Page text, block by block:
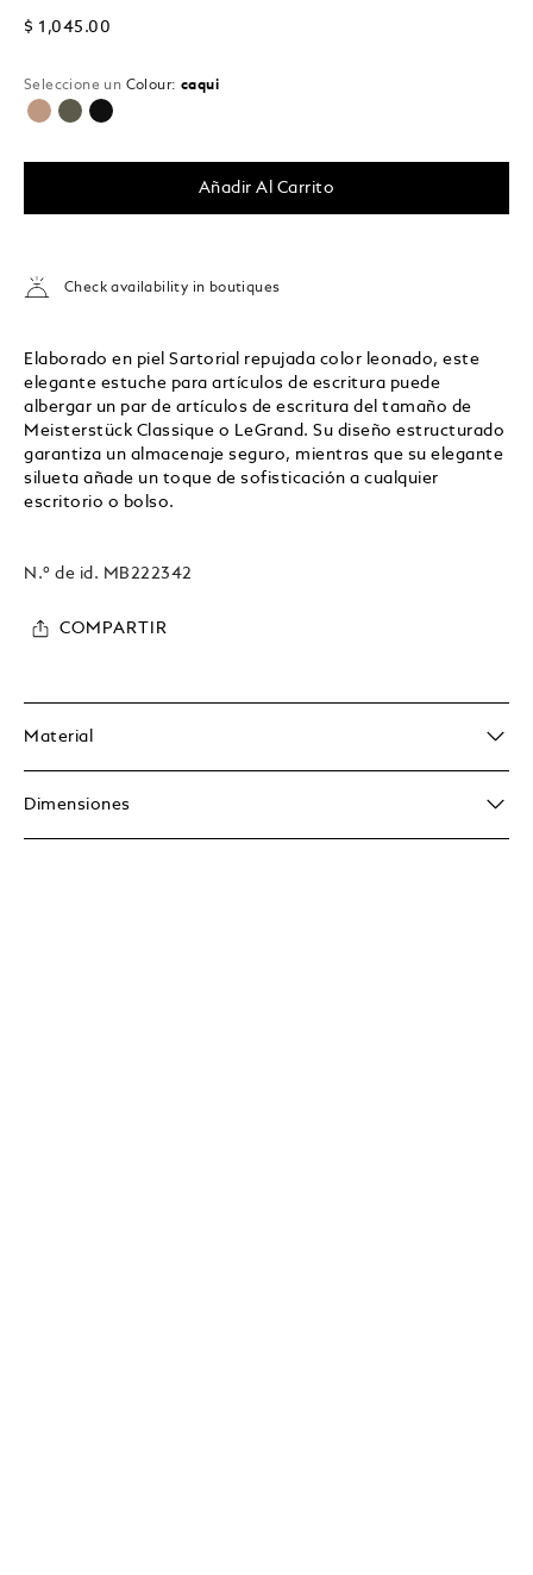
$ 1,045.00
Seleccione un Colour: caqui
seleccionado
Añadir Al Carrito
Check availability in boutiques
Elaborado en piel Sartorial repujada color leonado, este
elegante estuche para artículos de escritura puede
albergar un par de artículos de escritura del tamaño de
Meisterstück Classique o LeGrand. Su diseño estructurado
garantiza un almacenaje seguro, mientras que su elegante
silueta añade un toque de sofisticación a cualquier
escritorio o bolso.
N.º de id. MB222342
COMPARTIR
Material
Dimensiones